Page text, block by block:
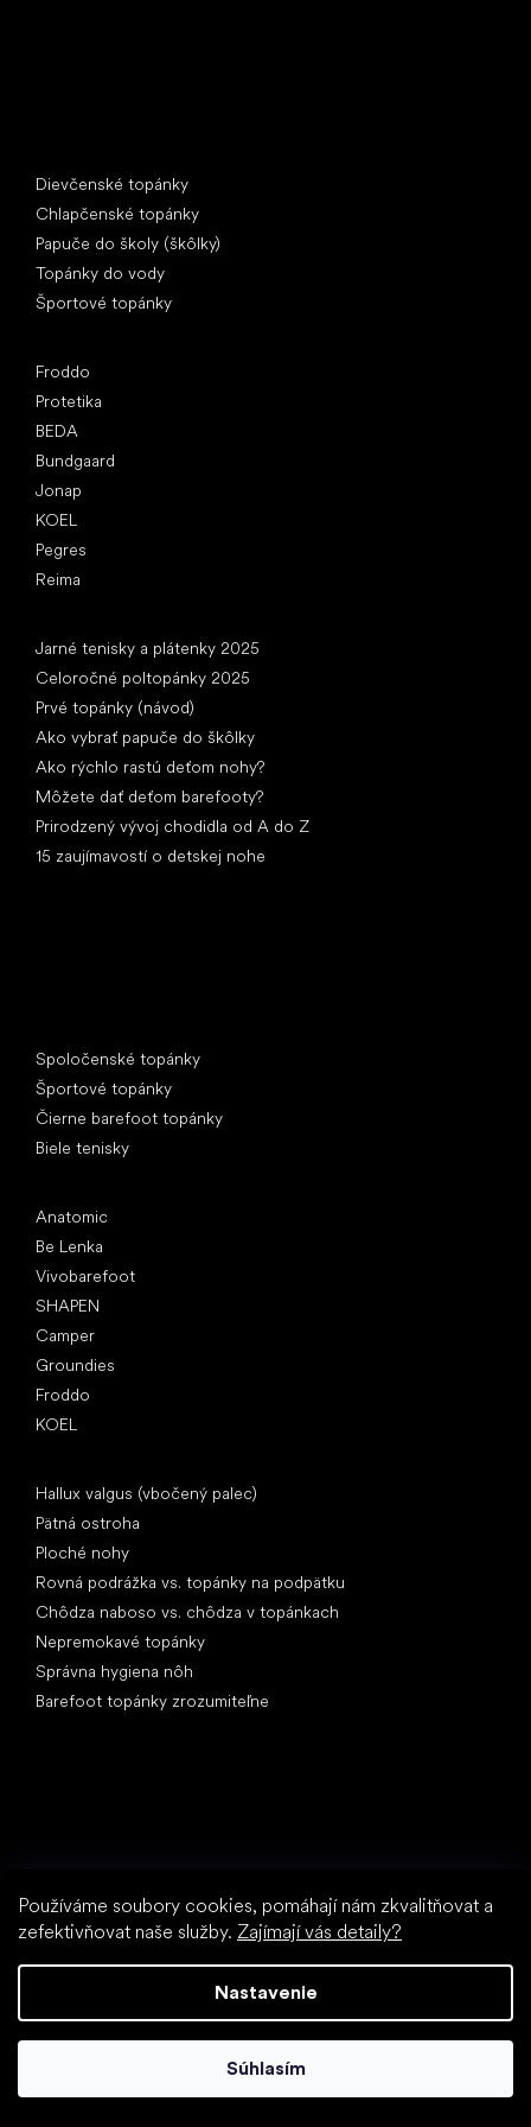
Používáme soubory cookies, pomáhají nám zkvalitňovat a
zefektivňovat naše služby. Zajímají vás detaily?
Nastavenie
Súhlasím
Dievčenské topánky
Chlapčenské topánky
Papuče do školy (škôlky)
Topánky do vody
Športové topánky
Froddo
Protetika
BEDA
Bundgaard
Jonap
KOEL
Pegres
Reima
Jarné tenisky a plátenky 2025
Celoročné poltopánky 2025
Prvé topánky (návod)
Ako vybrať papuče do škôlky
Ako rýchlo rastú deťom nohy?
Môžete dať deťom barefooty?
Prirodzený vývoj chodidla od A do Z
15 zaujímavostí o detskej nohe
Spoločenské topánky
Športové topánky
Čierne barefoot topánky
Biele tenisky
Anatomic
Be Lenka
Vivobarefoot
SHAPEN
Camper
Groundies
Froddo
KOEL
Hallux valgus (vbočený palec)
Pätná ostroha
Ploché nohy
Rovná podrážka vs. topánky na podpätku
Chôdza naboso vs. chôdza v topánkach
Nepremokavé topánky
Správna hygiena nôh
Barefoot topánky zrozumiteľne
Turistické topánky
Športové topánky
Spoločenské topánky
Obľúbené značky